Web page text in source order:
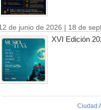
de junio de 2026 | 18 de
XVI Edición
Ciudad